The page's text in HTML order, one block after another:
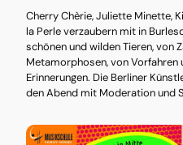
Cherry Chèrie, Juliette Minette,
la Perle verzaubern mit in
schönen und wilden Tieren, von
Metamorphosen, von Vorfahren
Erinnerungen. Die Berliner
den Abend mit Moderation und